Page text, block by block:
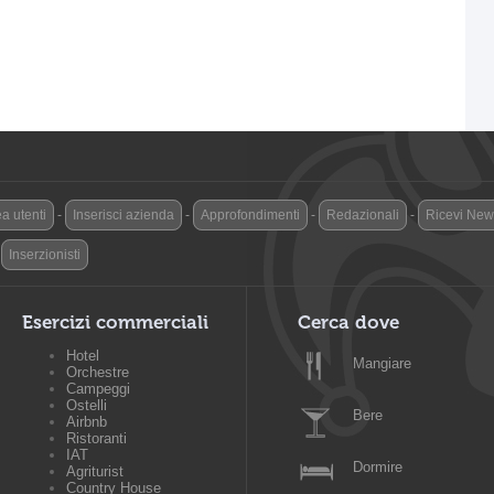
utenti - Inserisci azienda - Approfondimenti - Redazionali - Ricevi
Inserzionisti
Esercizi commerciali
Hotel
Orchestre
Campeggi
Ostelli
Airbnb
Ristoranti
IAT
Agriturist
Country House
Cerca dove
Mangiare
Bere
Dormire